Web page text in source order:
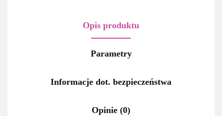
Opis produktu
Parametry
Informacje dot. bezpieczeństwa
Opinie (0)